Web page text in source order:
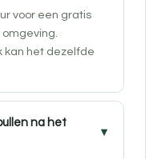
voor een gratis
omgeving.
kan het dezelfde
na het